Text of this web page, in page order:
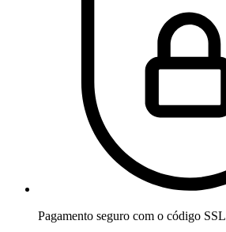
Pagamento seguro com o código SSL